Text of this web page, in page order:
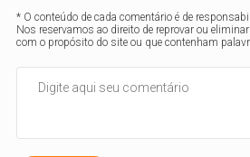
* O conteúdo de cada comentário é de
Nos reservamos ao direito de reprovar ou
com o propósito do site ou que contenham